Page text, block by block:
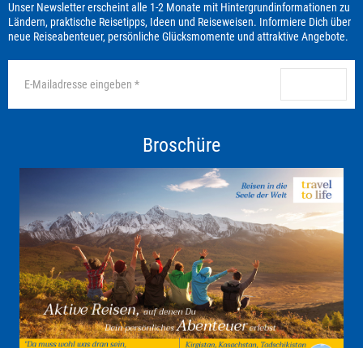
Unser Newsletter erscheint alle 1-2 Monate mit Hintergrundinformationen zu
Ländern, praktische Reisetipps, Ideen und Reiseweisen. Informiere Dich über
neue Reiseabenteuer, persönliche Glücksmomente und attraktive Angebote.
Broschüre